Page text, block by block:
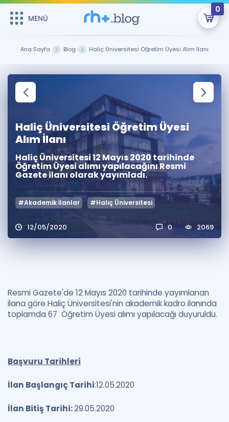
MENÜ
0
Şifremi Hatırlamıyorum
GİRİŞ YAP
ÜYE DEĞİLİM
Sepetin Şu An Boş.
Remzi Hoca ile seni sınava hazırlayacak onlarca eğitim seni
bekliyor!
MENÜ
Çalışma Paketleri
Kitaplar ve Kaynaklar
Katılımcı Görüşleri
Faydalı Araçlar
Ücretsiz Kaynaklar
Puan Hesaplama
Kampanyalar
İngilizce Gramer
Hakkımızda
Kariyer
Soru & Cevap
Ana Sayfa Blog Haliç Üniversitesi Öğretim Üyesi Alım İlanı
Haliç Üniversitesi Öğretim Üyesi
Alım İlanı
Haliç Üniversitesi 12 Mayıs 2020 tarihinde
Öğretim Üyesi alımı yapılacağını Resmi
Gazete ilanı olarak yayımladı.
#Akademik İlanlar #Haliç Üniversitesi
12/05/2020 0 2069
Resmi Gazete'de 12 Mayıs 2020 tarihinde yayımlanan
ilana göre Haliç Üniversitesi'nin akademik kadro ilanında
toplamda 67 Öğretim Üyesi alımı yapılacağı duyuruldu.
Başvuru Tarihleri
İlan Başlangıç Tarihi:12.05.2020
İlan Bitiş Tarihi:29.05.2020